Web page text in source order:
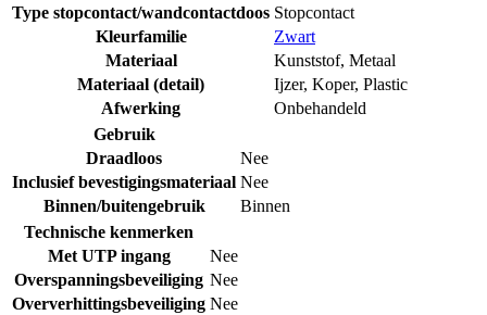
Type stopcontact/wandcontactdoos Stopcontact
Kleurfamilie
Zwart
Materiaal
Kunststof, Metaal
Materiaal (detail)
Ijzer, Koper, Plastic
Afwerking
Onbehandeld
Gebruik
Draadloos
Nee
Inclusief bevestigingsmateriaal Nee
Binnen/buitengebruik
Binnen
Technische kenmerken
Met UTP ingang
Nee
Overspanningsbeveiliging Nee
Oververhittingsbeveiliging Nee